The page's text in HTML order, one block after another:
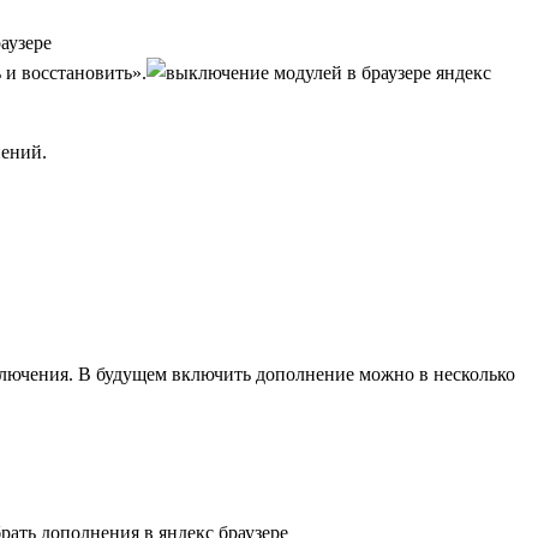
восстановить».
В будущем включить дополнение можно в несколько